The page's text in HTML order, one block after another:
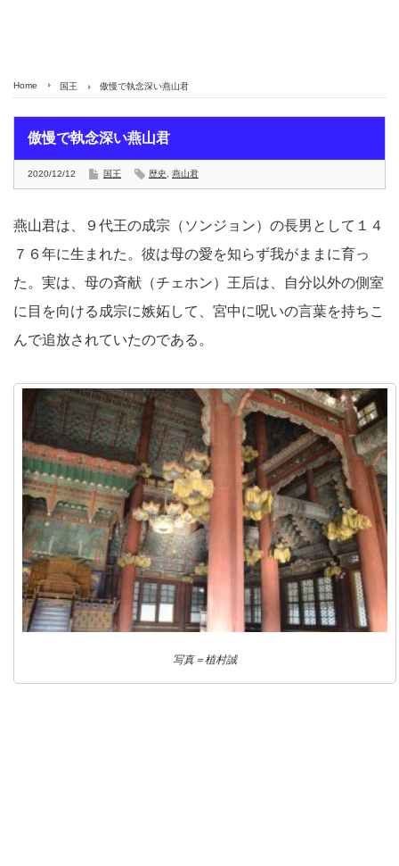
Home 国王 傲慢で執念深い燕山君
傲慢で執念深い燕山君
2020/12/12 国王 歴史 燕山君
燕山君は、９代王の成宗（ソンジョン）の長男として１４
７６年に生まれた。彼は母の愛を知らず我がままに育っ
た。実は、母の斉献（チェホン）王后は、自分以外の側室
に目を向ける成宗に嫉妬して、宮中に呪いの言葉を持ちこ
んで追放されていたのである。
写真＝植村誠